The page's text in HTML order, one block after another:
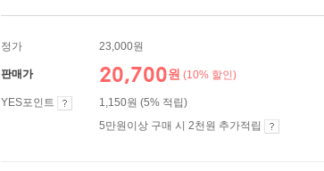
정가 23,000원
판매가 20,700원 (10% 할인)
YES포인트
1,150원 (5% 적립)
5만원이상 구매 시 2천원 추가적립